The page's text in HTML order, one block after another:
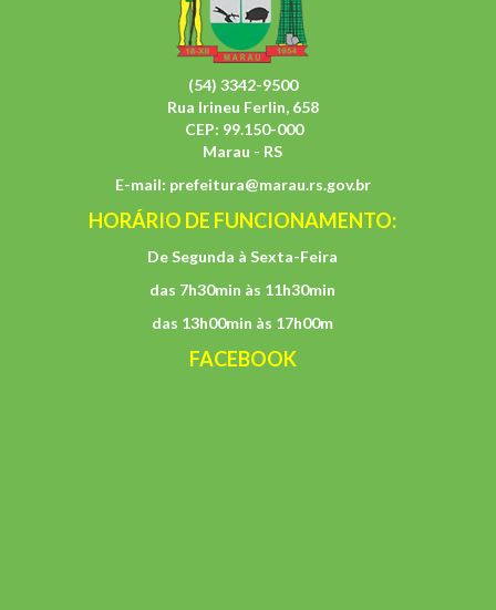
(54) 3342-9500
Rua Irineu Ferlin, 658
CEP: 99.150-000
Marau - RS
E-mail: prefeitura@marau.rs.gov.br
HORÁRIO DE FUNCIONAMENTO:
De Segunda à Sexta-Feira
das 7h30min às 11h30min
das 13h00min às 17h00m
FACEBOOK